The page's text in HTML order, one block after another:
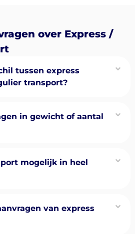
over Express /
tussen express
transport?
in gewicht of aantal
mogelijk in heel
van express